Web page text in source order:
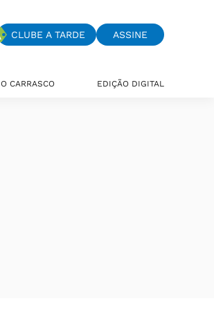
CLUBE A TARDE ASSINE
O CARRASCO EDIÇÃO DIGITAL